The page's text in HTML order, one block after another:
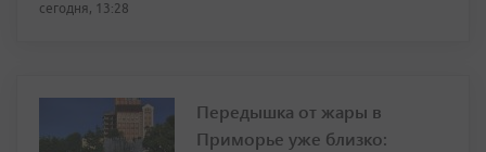
сегодня, 13:28
Передышка от жары в
Приморье уже близко: